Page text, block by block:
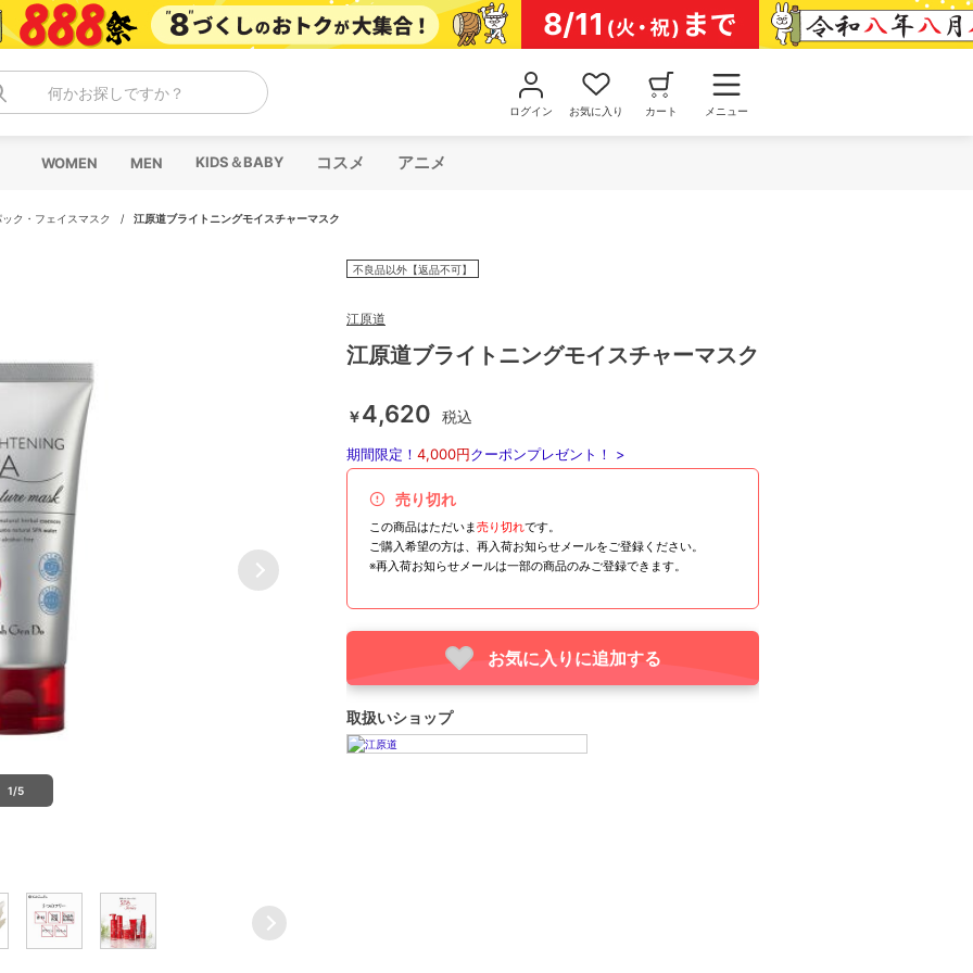
何かお探しですか？
ログイン お気に入り カート メニュー
WOMEN MEN KIDS＆BABY コスメ アニメ
ック・フェイスマスク / 江原道ブライトニングモイスチャーマスク
1/5
不良品以外【返品不可】
江原道
江原道ブライトニングモイスチャーマスク
￥4,620 税込
期間限定！ 4,000円クーポンプレゼント！ >
売り切れ
この商品はただいま売り切れです。
ご購入希望の方は、再入荷お知らせメールをご登録ください。
※再入荷お知らせメールは一部の商品のみご登録できます。
お気に入りに追加する
取扱いショップ